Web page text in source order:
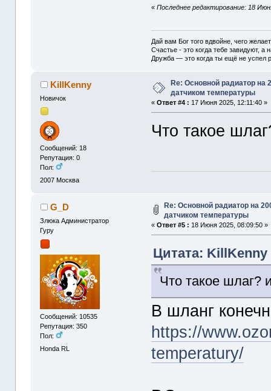
«Последнее редактирование: 18
Дай вам Бог того вдвойне, чего
Счастье - это когда тебе завидуют, а
Дружба — это когда ты ещё не успел
KillKenny
Новичок
Сообщений: 18
Репутация: 0
Пол:
2007 Москва
Re: Основной радиатор на
датчиком температуры
«Ответ #4 : 17 Июня 2025, 12:11:40 »
Что такое
G_D
Злюка Администратор
Гуру
Сообщений: 10535
Репутация: 350
Пол:
Honda RL
Re: Основной радиатор на
датчиком температуры
«Ответ #5 : 18 Июня 2025, 08:09:50 »
Цитата: KillKenny
Что такое шлаг?
В шланг
https://
temperatury/